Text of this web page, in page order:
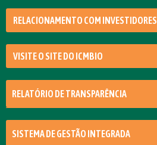
RELACIONAMENTO COM INVESTIDORES
VISITE O SITE DO ICMBIO
RELATÓRIO DE TRANSPARÊNCIA
SISTEMA DE GESTÃO INTEGRADA